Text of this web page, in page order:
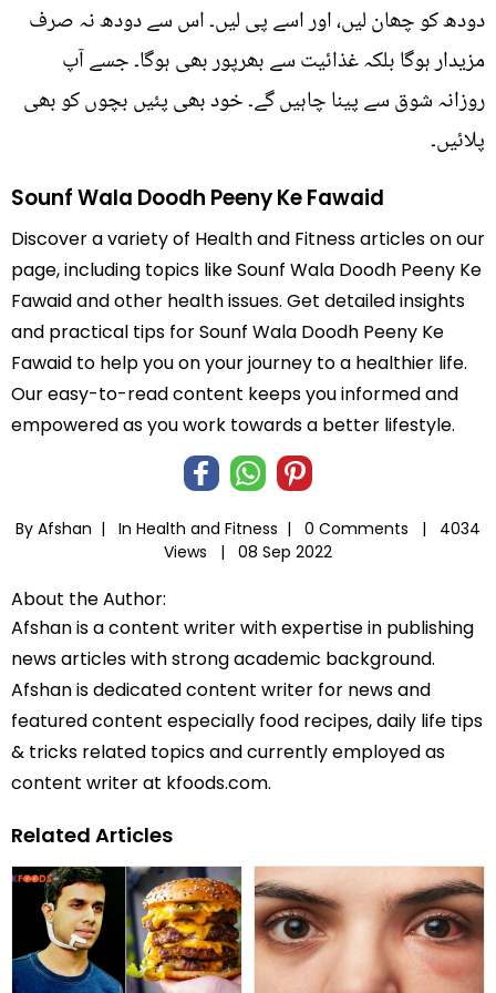
دودھ کو چھان لیں، اور اسے پی لیں۔ اس سے دودھ نہ صرف
مزیدار ہوگا بلکہ غذائیت سے بھرپور بھی ہوگا۔ جسے آپ
روزانہ شوق سے پینا چاہیں گے۔ خود بھی پئیں بچوں کو بھی
پلائیں۔
Sounf Wala Doodh Peeny Ke Fawaid
Discover a variety of Health and Fitness articles on our
page, including topics like Sounf Wala Doodh Peeny Ke
Fawaid and other health issues. Get detailed insights
and practical tips for Sounf Wala Doodh Peeny Ke
Fawaid to help you on your journey to a healthier life.
Our easy-to-read content keeps you informed and
empowered as you work towards a better lifestyle.
By Afshan | In Health and Fitness | 0 Comments |
4034
Views |
08 Sep 2022
About the Author:
Afshan is a content writer with expertise in publishing
news articles with strong academic background.
Afshan is dedicated content writer for news and
featured content especially food recipes, daily life tips
& tricks related topics and currently employed as
content writer at kfoods.com.
Related Articles